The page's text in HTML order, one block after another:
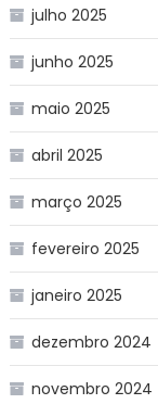
julho 2025
junho 2025
maio 2025
abril 2025
março 2025
fevereiro 2025
janeiro 2025
dezembro 2024
novembro 2024